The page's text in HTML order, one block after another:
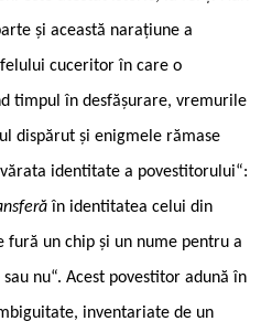
și această narațiune a
cuceritor în care o
timpul în desfășurare, vremurile
dispărut și enigmele rămase
identitate a povestitorului“:
în identitatea celui din
un chip și un nume pentru a
nu“. Acest povestitor adună în
inventariate de un